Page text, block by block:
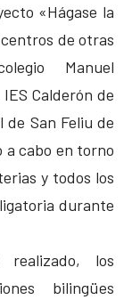
«Hágase la
de otras
Manuel
Calderón de
de San Feliu de
a cabo en torno
y todos los
durante
los
bilingües